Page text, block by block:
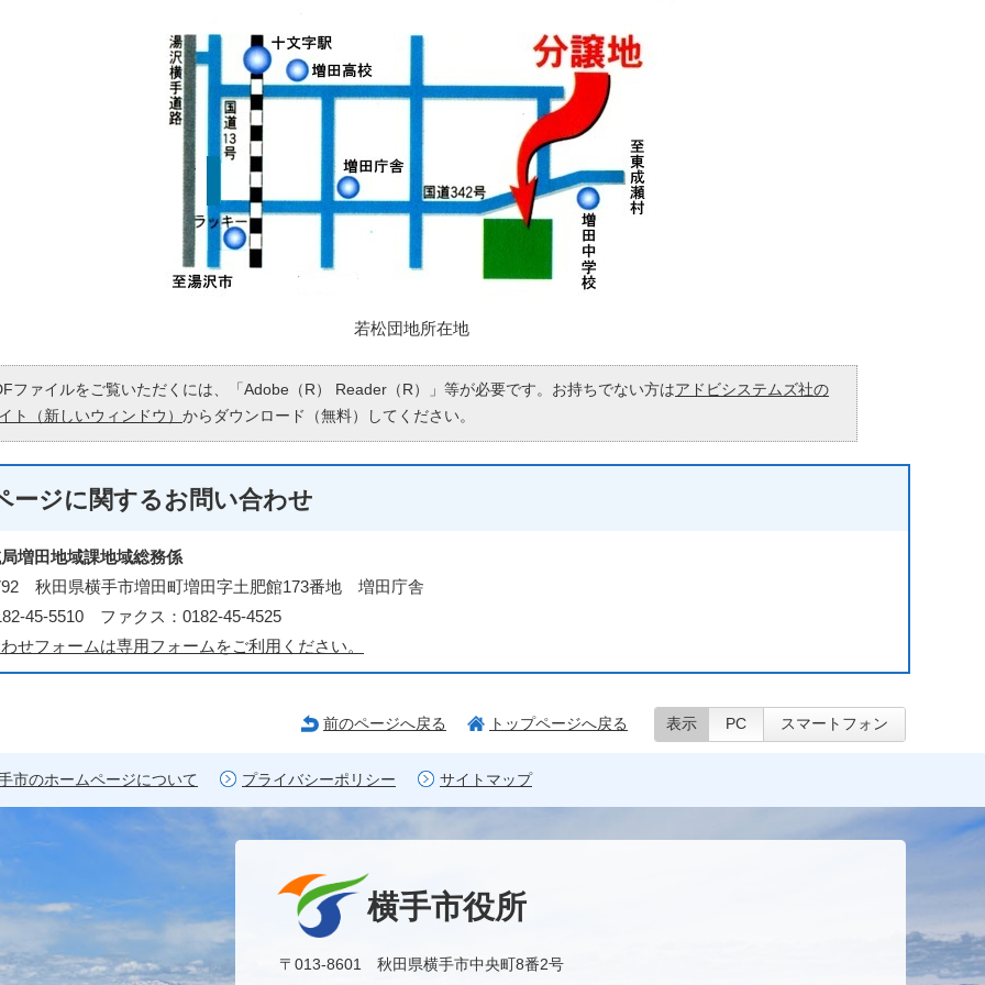
若松団地所在地
ファイルをご覧いただくには、「Adobe（R） Reader（R）」等が必要です。お持ちでない方はアドビシステムズ社の
ト（新しいウィンドウ） からダウンロード（無料）してください。
ージに関するお問い合わせ
増田地域課地域総務係
秋田県横手市増田町増田字土肥館173番地 増田庁舎
45-5510 ファクス：0182-45-4525
せフォームは専用フォームをご利用ください。
前のページへ戻る トップページへ戻る 表示 PC スマートフォン
市のホームページについて プライバシーポリシー サイトマップ
横手市役所
〒013-8601 秋田県横手市中央町8番2号